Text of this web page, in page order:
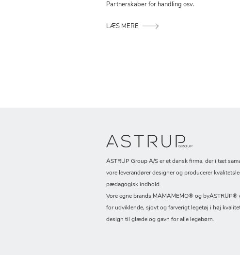
Partnerskaber for handling osv.
LÆS MERE
ASTRUP Group A/S er et dansk firma, der i tæt
vore leverandører designer og producerer
pædagogisk indhold.
Vore egne brands MAMAMEMO® og byASTRUP®
for udviklende, sjovt og farverigt legetøj i høj
design til glæde og gavn for alle legebørn.